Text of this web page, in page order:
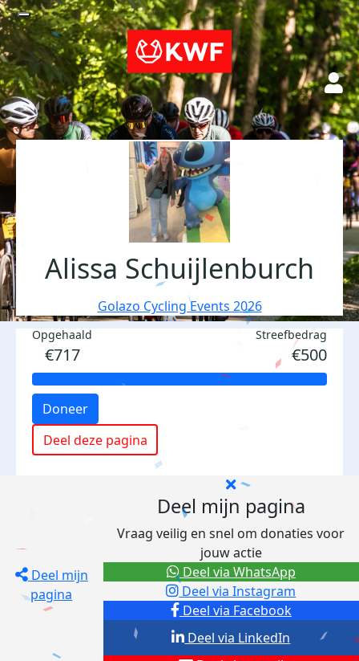
Alissa Schuijlenburch
Golazo Cycling Events 2026
Opgehaald
€717
Streefbedrag
€500
Doneer
Deel deze pagina
Deel mijn
pagina
Deel mijn pagina
Vraag veilig en snel om donaties voor
jouw actie
Deel via Facebook
Deel via Instagram
Deel via LinkedIn
Deel via WhatsApp